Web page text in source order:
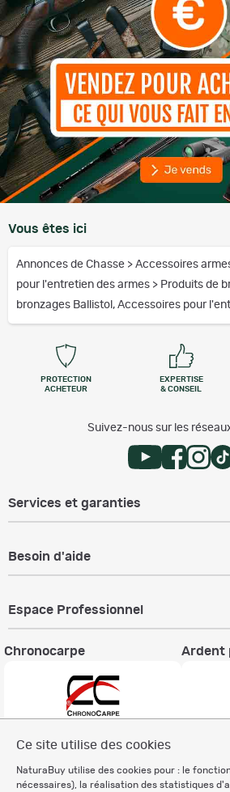
Ce site utilise des cookies
NaturaBuy utilise des cookies pour : le
nécessaires), la réalisation des statistiques
Vous êtes ici
Annonces de Chasse > Accessoires
pour l'entretien des armes > Produits de
bronzages Ballistol, Accessoires pour
PROTECTION
ACHETEUR
EXPERTISE
& CONSEIL
Suivez-nous sur les
Services et garanties
Besoin d'aide
Espace Professionnel
Chronocarpe Ardent
Charte éthique